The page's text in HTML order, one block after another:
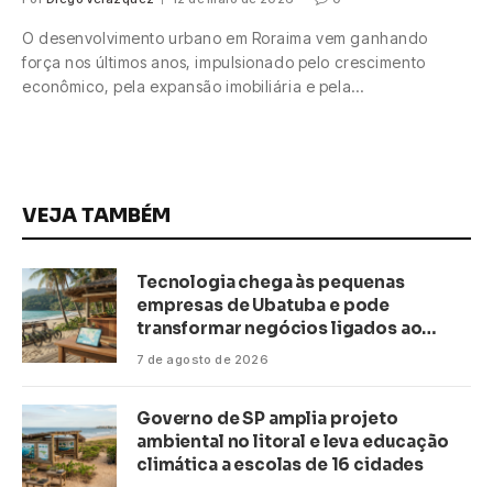
O desenvolvimento urbano em Roraima vem ganhando
força nos últimos anos, impulsionado pelo crescimento
econômico, pela expansão imobiliária e pela…
VEJA TAMBÉM
Tecnologia chega às pequenas
empresas de Ubatuba e pode
transformar negócios ligados ao
turismo no litoral
7 de agosto de 2026
Governo de SP amplia projeto
ambiental no litoral e leva educação
climática a escolas de 16 cidades